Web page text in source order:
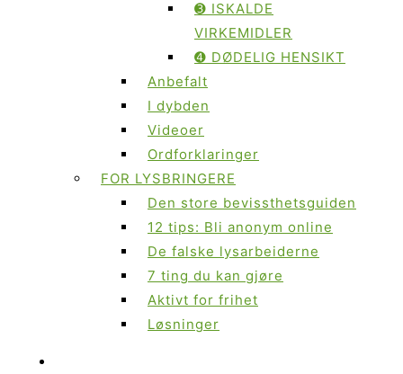
➌ ISKALDE
VIRKEMIDLER
➍ DØDELIG HENSIKT
Anbefalt
I dybden
Videoer
Ordforklaringer
FOR LYSBRINGERE
Den store bevissthetsguiden
12 tips: Bli anonym online
De falske lysarbeiderne
7 ting du kan gjøre
Aktivt for frihet
Løsninger